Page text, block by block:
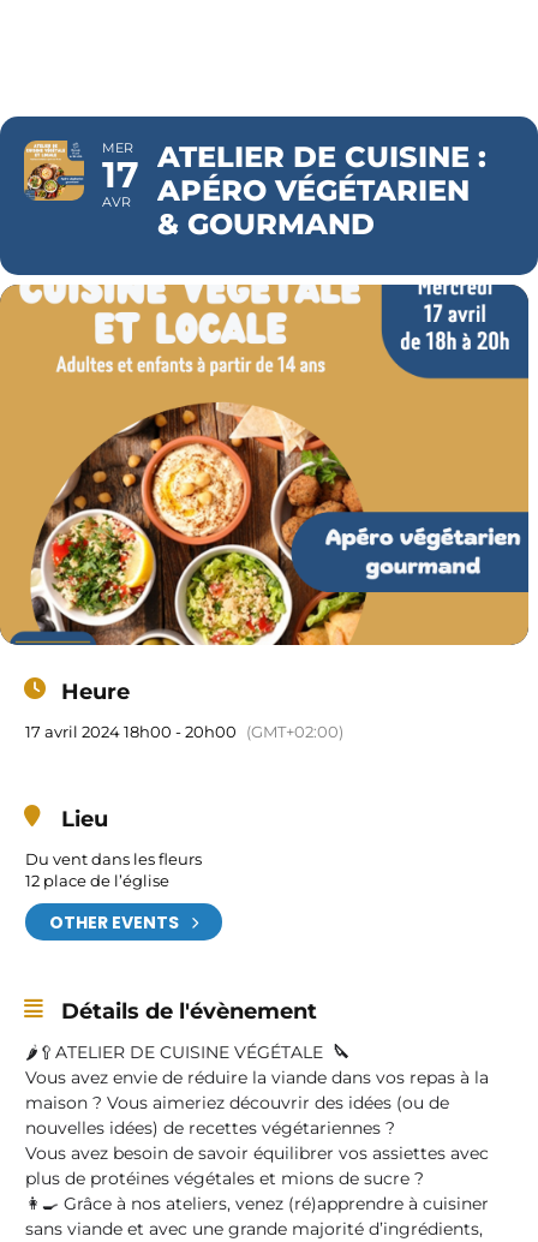
MER
17
AVR
ATELIER DE CUISINE :
APÉRO VÉGÉTARIEN
& GOURMAND
Heure
17 avril 2024 18h00 - 20h00 (GMT+02:00)
Lieu
Du vent dans les fleurs
12 place de l’église
OTHER EVENTS
Détails de l'évènement
🌶️🥄ATELIER DE CUISINE VÉGÉTALE 🔪
Vous avez envie de réduire la viande dans vos repas à la
maison ? Vous aimeriez découvrir des idées (ou de
nouvelles idées) de recettes végétariennes ?
Vous avez besoin de savoir équilibrer vos assiettes avec
plus de protéines végétales et mions de sucre ?
👩‍🍳 Grâce à nos ateliers, venez (ré)apprendre à cuisiner
sans viande et avec une grande majorité d’ingrédients,